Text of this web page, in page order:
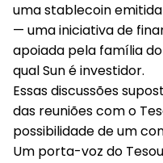
uma stablecoin
— uma iniciativa de
apoiada pela família
qual Sun é investidor.
Essas discussões
das reuniões com o
possibilidade de um
Um porta-voz do